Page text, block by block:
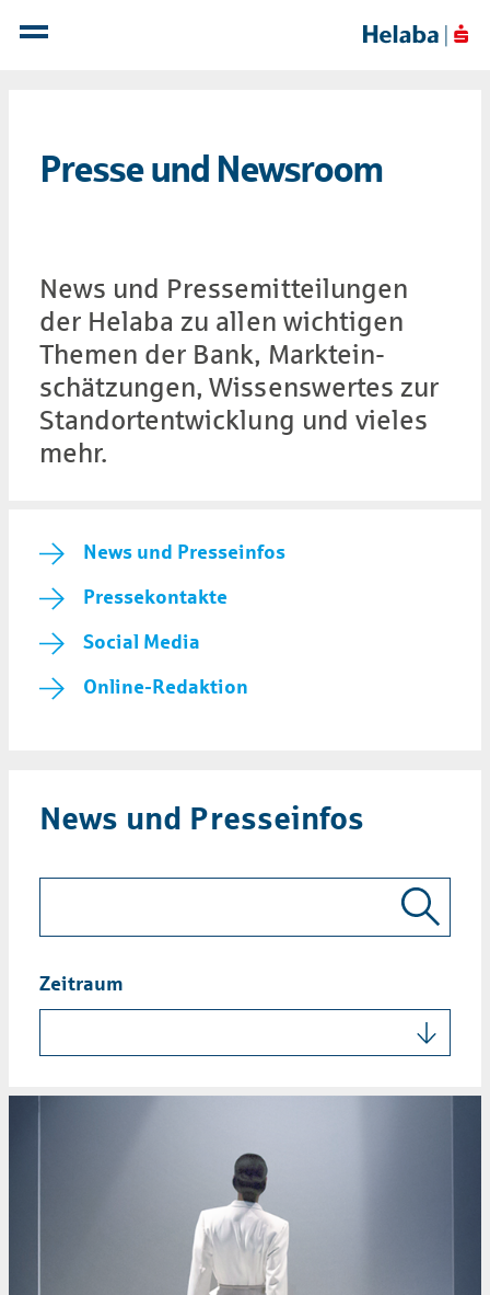
Presse und News­room
News und Presse­mit­teil­ungen
der Helaba zu allen wich­ti­gen
Themen der Bank, Markt­ein­
schätzungen, Wissens­wertes zur
Stand­ort­ent­wicklung und vieles
mehr.
News und Presseinfos
Pressekontakte
Social Media
Online-Redaktion
News und Presseinfos
Zeitraum